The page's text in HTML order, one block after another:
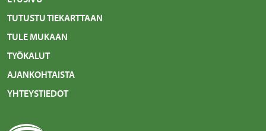
TUTUSTU TIEKARTTAAN
TULE MUKAAN
TYÖKALUT
AJANKOHTAISTA
YHTEYSTIEDOT